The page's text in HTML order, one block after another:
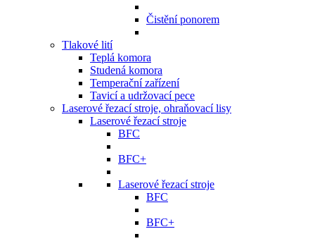
Čistění ponorem
Tlakové lití
Teplá komora
Studená komora
Temperační zařízení
Tavicí a udržovací pece
Laserové řezací stroje, ohraňovací lisy
Laserové řezací stroje
BFC
BFC+
Laserové řezací stroje
BFC
BFC+